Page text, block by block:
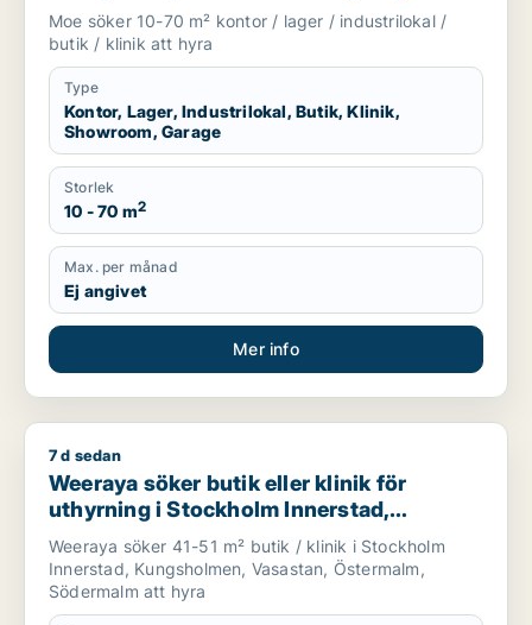
uthyrning i Stockholm
Moe söker 10-70 m² kontor / lager / industrilokal /
butik / klinik att hyra
Type
Kontor, Lager, Industrilokal, Butik, Klinik,
Showroom, Garage
Storlek
10 - 70 m2
Max. per månad
Ej angivet
Mer info
Weeraya söker butik eller klinik för uthyrning i Stockholm
7 d sedan
Weeraya söker butik eller klinik för
uthyrning i Stockholm Innerstad,
Kungsholmen eller Vasastan m.fl.
Weeraya söker 41-51 m² butik / klinik i Stockholm
Innerstad, Kungsholmen, Vasastan, Östermalm,
Södermalm att hyra